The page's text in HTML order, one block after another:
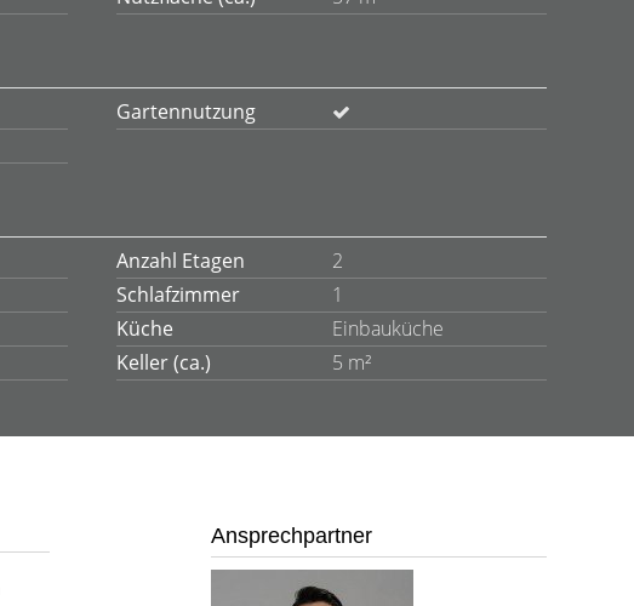
Gartennutzung
Anzahl Etagen
2
Schlafzimmer
1
Küche
Einbauküche
Keller (ca.) 5 m²
Ansprechpartner